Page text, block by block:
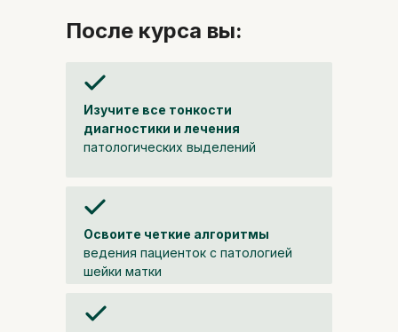
Изучите все тонкости
диагностики и лечения
патологических выделений
Освоите четкие алгоритмы
ведения пациенток с патологией
шейки матки
После курса вы: